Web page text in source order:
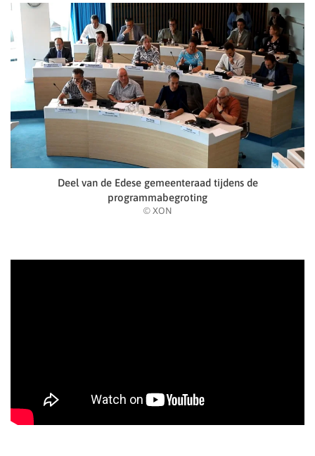
Deel van de Edese gemeenteraad tijdens de
programmabegroting
© XON